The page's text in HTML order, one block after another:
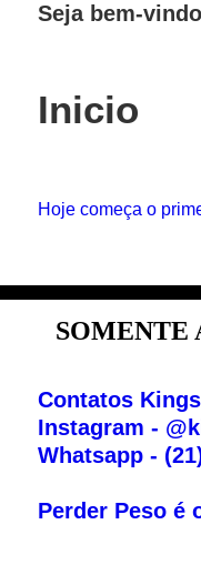
Seja bem-
Inicio
Hoje começa o
SOMENTE
Contatos
Instagram -
Whatsapp -
Perder Peso é